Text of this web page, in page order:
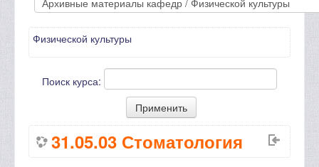
Физической культуры
Поиск курса:
31.05.03 Стоматология